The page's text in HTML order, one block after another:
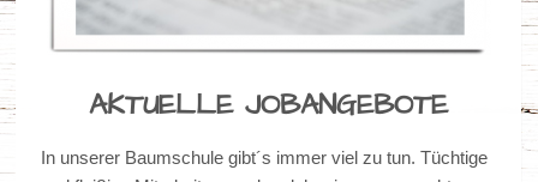
AKTUELLE JOBANGEBOTE
In unserer Baumschule gibt´s immer viel zu tun. Tüchtige